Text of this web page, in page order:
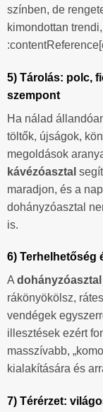
színben, de
kimondottan
5) Tárolás: polc,
szempont
Ha nálad
töltők, újságok,
megoldások
kávézóasztal
maradjon, és a
dohányzóasztal
is.
6) Terhelhetőség
Adohányzóasztal
rákönyökölsz,
vendégek
illesztések ezért
masszívabb,
kialakítására és
7) Térérzet: